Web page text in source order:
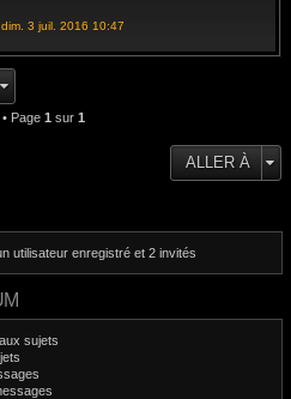
dim. 3 juil. 2016 10:47
Page 1 sur 1
ALLER À
utilisateur enregistré et 2 invités
sujets